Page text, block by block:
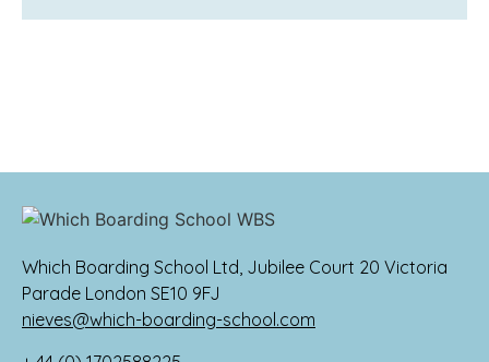
creatividad. Todos los alumnos toman parte
como momento para la reflexión.
Which Boarding School Ltd, Jubilee Court 20 Victoria
Parade London SE10 9FJ
nieves@which-boarding-school.com